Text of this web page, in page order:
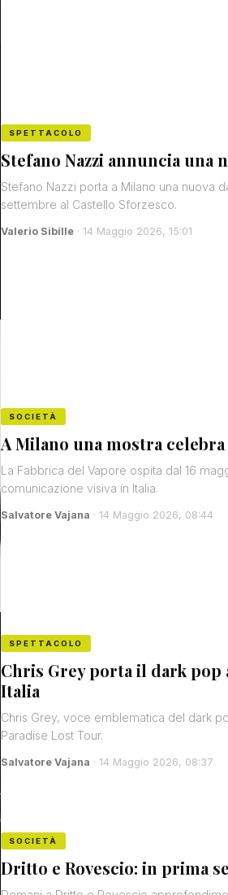
SPETTACOLO
Stefano Nazzi annuncia una
Stefano Nazzi porta a Milano una nuova
settembre al Castello Sforzesco.
Valerio Sibille · 14 Maggio 2026, 15:01
SOCIETÀ
A Milano una mostra
La Fabbrica del Vapore ospita dal 16
comunicazione visiva in Italia.
Salvatore Vajana · 14 Maggio 2026, 08:44
SPETTACOLO
Chris Grey porta il dark pop
Italia
Chris Grey, voce emblematica del dark
Paradise Lost Tour.
Salvatore Vajana · 14 Maggio 2026, 08:37
SOCIETÀ
Dritto e Rovescio: in prima